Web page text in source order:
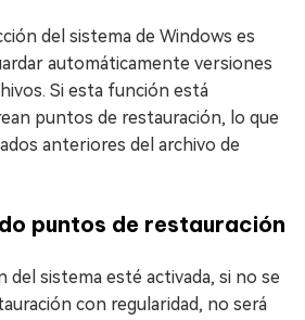
del sistema de Windows es
automáticamente versiones
Si esta función está
puntos de restauración, lo que
anteriores del archivo de
puntos de restauración
del sistema esté activada, si no se
con regularidad, no será